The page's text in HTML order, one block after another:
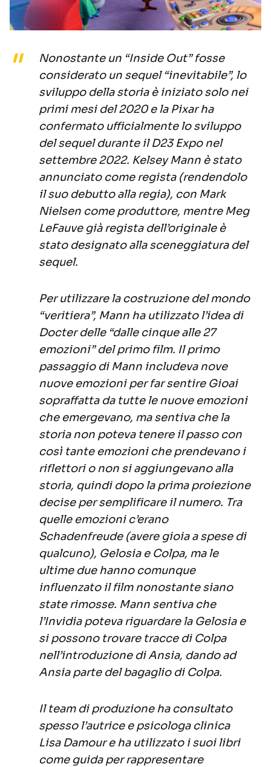
Nonostante un “Inside Out” fosse
considerato un sequel “inevitabile”, lo
sviluppo della storia è iniziato solo nei
primi mesi del 2020 e la Pixar ha
confermato ufficialmente lo sviluppo
del sequel durante il D23 Expo nel
settembre 2022. Kelsey Mann è stato
annunciato come regista (rendendolo
il suo debutto alla regia), con Mark
Nielsen come produttore, mentre Meg
LeFauve già regista dell’originale è
stato designato alla sceneggiatura del
sequel.
Per utilizzare la costruzione del mondo
“veritiera”, Mann ha utilizzato l’idea di
Docter delle “dalle cinque alle 27
emozioni” del primo film. Il primo
passaggio di Mann includeva nove
nuove emozioni per far sentire Gioai
sopraffatta da tutte le nuove emozioni
che emergevano, ma sentiva che la
storia non poteva tenere il passo con
così tante emozioni che prendevano i
riflettori o non si aggiungevano alla
storia, quindi dopo la prima proiezione
decise per semplificare il numero. Tra
quelle emozioni c’erano
Schadenfreude (avere gioia a spese di
qualcuno), Gelosia e Colpa, ma le
ultime due hanno comunque
influenzato il film nonostante siano
state rimosse. Mann sentiva che
l’Invidia poteva riguardare la Gelosia e
si possono trovare tracce di Colpa
nell’introduzione di Ansia, dando ad
Ansia parte del bagaglio di Colpa.
Il team di produzione ha consultato
spesso l’autrice e psicologa clinica
Lisa Damour e ha utilizzato i suoi libri
come guida per rappresentare